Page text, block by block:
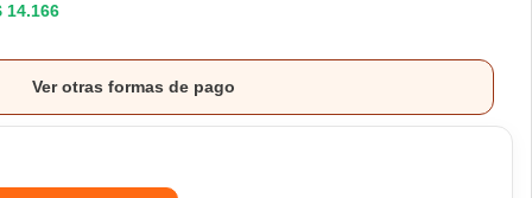
14.166
Ver otras formas de pago